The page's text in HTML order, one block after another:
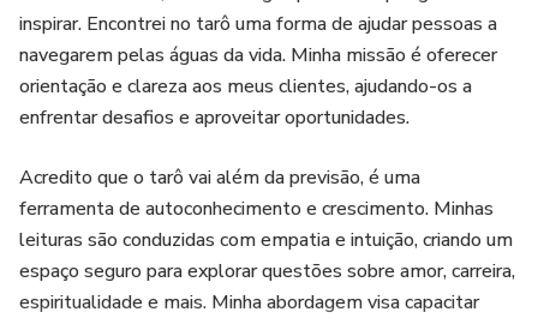
8. Casa 8 - O Medo: representa os medos e inseguranças
do consulente em relação às áreas da vida representadas
pelas outras casas.
9. Casa 9 - O Futuro: representa o que pode acontecer em
relação à questão em foco no futuro próximo.
10. Casa 10 - A Síntese: representa o resultado final da
questão em foco, a partir da compreensão e integração das
inspirar. Encontrei no tarô uma forma de ajudar pessoas a
navegarem pelas águas da vida. Minha missão é oferecer
orientação e clareza aos meus clientes, ajudando-os a
enfrentar desafios e aproveitar oportunidades.
Acredito que o tarô vai além da previsão, é uma
ferramenta de autoconhecimento e crescimento. Minhas
leituras são conduzidas com empatia e intuição, criando um
espaço seguro para explorar questões sobre amor, carreira,
espiritualidade e mais. Minha abordagem visa capacitar